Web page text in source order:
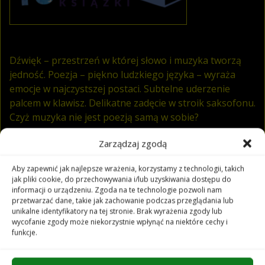
Zarządzaj zgodą
Aby zapewnić jak najlepsze wrażenia, korzystamy z technologii, takich
jak pliki cookie, do przechowywania i/lub uzyskiwania dostępu do
informacji o urządzeniu. Zgoda na te technologie pozwoli nam
przetwarzać dane, takie jak zachowanie podczas przeglądania lub
unikalne identyfikatory na tej stronie. Brak wyrażenia zgody lub
wycofanie zgody może niekorzystnie wpłynąć na niektóre cechy i
funkcje.
Dźwięk – przestrzeń w której słowo i muzyka tworzą
jedność. Poezja – piękno ludzkiego języka – wyraża
emocje w najczystszej postaci. Subtelne uderzenie
palcem w klawisz. Delikatne zadęcie w stroik saksofonu.
Czyż muzyka nie jest poezją samą w sobie?
Tego wieczoru w Klubie Muzycznym Filharmonii
słowa i muzyki. Inspiracją dla tego wydarzenia stały się
intymne zapiski – pełne ciszy, refleksji i emocji ukrytych
między słowami. Muzyka splata się tutaj z poetycką
narracją, budując aurę melancholii, spokoju i skupienia.
mistrzowski sposób łączy głębię słowa mówionego z